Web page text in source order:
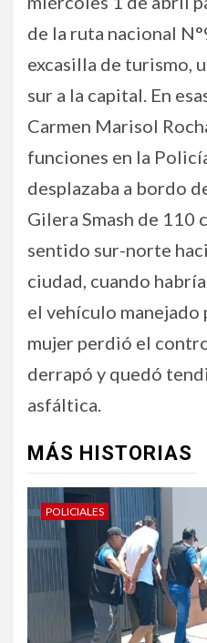
de la ruta nacional
excasilla de turismo,
sur a la capital. En
Carmen Marisol
funciones en la
desplazaba a bordo
Gilera Smash de 110
sentido sur-norte
ciudad, cuando
el vehículo manejado
mujer perdió el
derrapó y quedó
asfáltica.
MÁS HISTORIAS
POLICIALES